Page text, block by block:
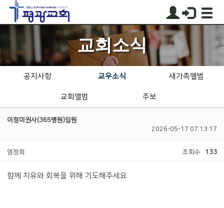
교회소식
공지사항 교우소식 새가족앨범
교회앨범 주보
이정미권사(365병원)입원
2026-05-17 07:13:17
엄정희 조회수 133
함께 치유와 회복을 위해 기도해주세요